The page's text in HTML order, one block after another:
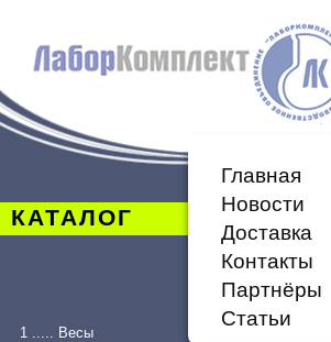
КАТАЛОГ
Главная
Новости
Доставка
Контакты
Партнёры
Статьи
1 ..... Весы